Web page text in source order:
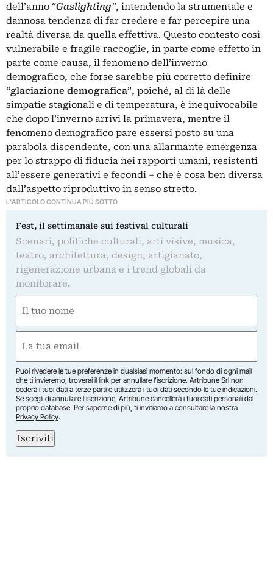
dell’anno “Gaslighting”, intendendo la strumentale e
dannosa tendenza di far credere e far percepire una
realtà diversa da quella effettiva. Questo contesto così
vulnerabile e fragile raccoglie, in parte come effetto in
parte come causa, il fenomeno dell’inverno
demografico, che forse sarebbe più corretto definire
“glaciazione demografica”, poiché, al di là delle
simpatie stagionali e di temperatura, è inequivocabile
che dopo l’inverno arrivi la primavera, mentre il
fenomeno demografico pare essersi posto su una
parabola discendente, con una allarmante emergenza
per lo strappo di fiducia nei rapporti umani, resistenti
all’essere generativi e fecondi – che è cosa ben diversa
dall’aspetto riproduttivo in senso stretto.
L'ARTICOLO CONTINUA PIÙ SOTTO
Fest, il settimanale sui festival culturali
Scenari, politiche culturali, arti visive, musica,
teatro, architettura, design, artigianato,
rigenerazione urbana e i trend globali da
monitorare.
(Required)
First
(Required)
Puoi rivedere le tue preferenze in qualsiasi momento: sul fondo di ogni mail
che ti invieremo, troverai il link per annullare l’iscrizione. Artribune Srl non
cederà i tuoi dati a terze parti e utilizzerà i tuoi dati secondo le tue indicazioni.
Se scegli di annullare l’iscrizione, Artribune cancellerà i tuoi dati personali dal
proprio database. Per saperne di più, ti invitiamo a consultare la nostra
Privacy Policy.
Iscriviti